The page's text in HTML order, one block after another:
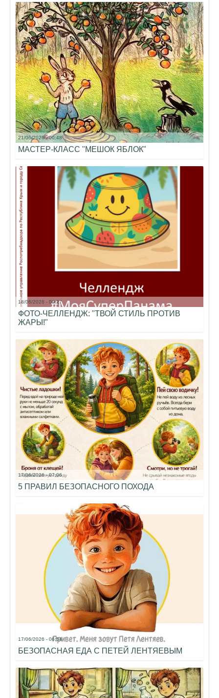
21/06/2026 - 00:48
МАСТЕР-КЛАСС "МЕШОК ЯБЛОК"
18/06/2026 - 09:27
ФОТО-ЧЕЛЛЕНДЖ: "ТВОЙ СТИЛЬ ПРОТИВ
ЖАРЫ!"
17/06/2026 - 07:06
5 ПРАВИЛ БЕЗОПАСНОГО ПОХОДА
17/06/2026 - 06:54
БЕЗОПАСНАЯ ЕДА С ПЕТЕЙ ЛЕНТЯЕВЫМ